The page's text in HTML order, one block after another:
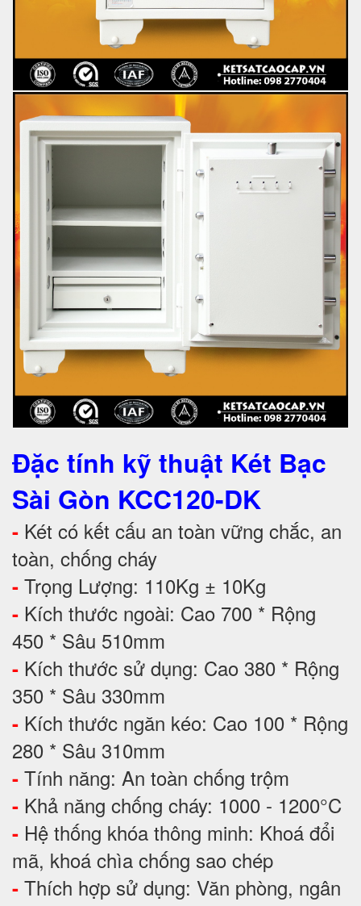
Đặc tính kỹ thuật Két Bạc
Sài Gòn KCC120-DK
- Két có kết cấu an toàn vững chắc, an
toàn, chống cháy
- Trọng Lượng: 110Kg ± 10Kg
- Kích thước ngoài: Cao 700 * Rộng
450 * Sâu 510mm
- Kích thước sử dụng: Cao 380 * Rộng
350 * Sâu 330mm
- Kích thước ngăn kéo: Cao 100 * Rộng
280 * Sâu 310mm
- Tính năng: An toàn chống trộm
- Khả năng chống cháy: 1000 - 1200°C
- Hệ thống khóa thông minh: Khoá đổi
mã, khoá chìa chống sao chép
- Thích hợp sử dụng: Văn phòng, ngân